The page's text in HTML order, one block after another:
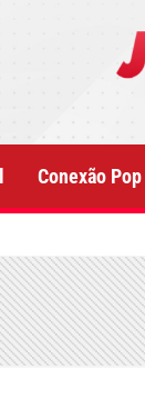
Conexão Pop